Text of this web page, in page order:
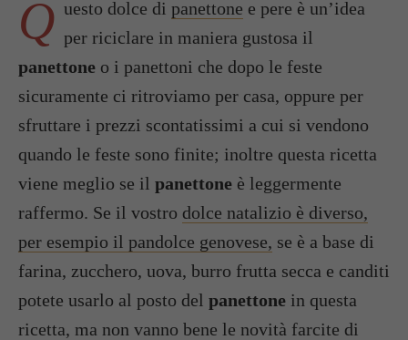
Q uesto dolce di panettone e pere è un’idea
per riciclare in maniera gustosa il
panettone o i panettoni che dopo le feste
sicuramente ci ritroviamo per casa, oppure per
sfruttare i prezzi scontatissimi a cui si vendono
quando le feste sono finite; inoltre questa ricetta
viene meglio se il panettone è leggermente
raffermo. Se il vostro dolce natalizio è diverso,
per esempio il pandolce genovese, se è a base di
farina, zucchero, uova, burro frutta secca e canditi
potete usarlo al posto del panettone in questa
ricetta, ma non vanno bene le novità farcite di